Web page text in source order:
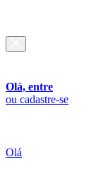
Olá, entre
ou cadastre-se
Olá